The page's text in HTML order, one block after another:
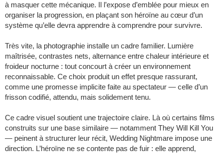
à masquer cette mécanique. Il l’expose d’emblée pour mieux en
organiser la progression, en plaçant son héroïne au cœur d’un
système qu’elle devra apprendre à comprendre pour survivre.
Très vite, la photographie installe un cadre familier. Lumière
maîtrisée, contrastes nets, alternance entre chaleur intérieure et
froideur nocturne : tout concourt à créer un environnement
reconnaissable. Ce choix produit un effet presque rassurant,
comme une promesse implicite faite au spectateur — celle d’un
frisson codifié, attendu, mais solidement tenu.
Ce cadre visuel soutient une trajectoire claire. Là où certains films
construits sur une base similaire — notamment They Will Kill You
— peinent à structurer leur récit, Wedding Nightmare impose une
direction. L’héroïne ne se contente pas de fuir : elle apprend,